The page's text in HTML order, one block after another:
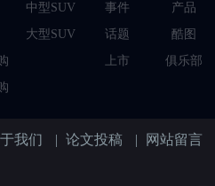
中型SUV
大型SUV
事件
话题
上市
产品
酷图
俱乐部
我们 | 论文投稿 | 网站留言